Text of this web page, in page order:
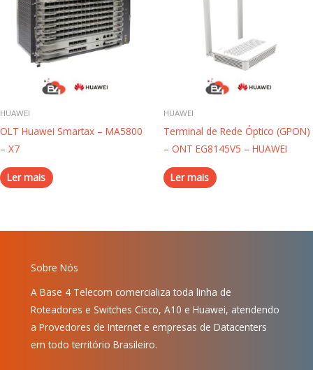
HUAWEI
OLT Huawei Smartax – MA5800
– X7
Ler mais
HUAWEI
Terminal de Rede Óptico (GPON)
– ONT EG8145V5 – HUAWEI
Ler mais
Sobre Nós
A Base 4 Telecom comercializa toda linha de
Roteadores e Switches Cisco, A10 e Huawei, atendendo
a Provedores de Internet e empresas de Datacenters
em todo território Brasileiro.